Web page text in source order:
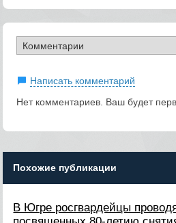
Написать комментарий
Нет комментариев. Ваш будет
Похожие публикации
В Югре росгвардейцы